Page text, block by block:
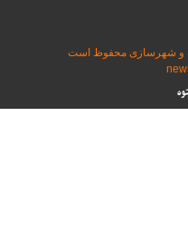
و شهرسازی محفوظ است